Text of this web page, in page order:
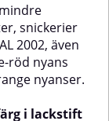
–
lätt att
jämn och naturlig
(ca 40 glans)Lång
god
många olika
snickerier
2002, även
röd nyans
nyanser.
i lackstift